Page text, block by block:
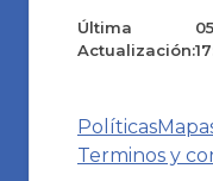
Última
Actualización:
Políticas
Terminos y